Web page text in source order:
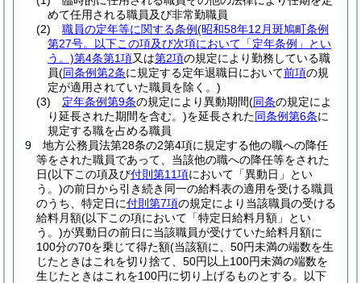
めて任用される職員及び非常勤職員
(2)
職員の定年等に関する条例(昭和58年12月斑鳩町条例
第27号。以下この項及び次項において「定年条例」とい
う。)第4条第1項又は第2項の規定により勤務している職
員(同条例第2条に規定する定年退職日において前項の規
定が適用されていた職員を除く。)
(3)
定年条例第9条の規定により異動期間(同条の規定によ
り延長された期間を含む。)を延長された同条例第6条に
規定する職を占める職員
9
地方公務員法第28条の2第4項に規定する他の職への降任
等をされた職員であって、当該他の職への降任等をされた
日(以下この項及び付則第11項において「異動日」とい
う。)の前日から引き続き同一の給料表の適用を受ける職員
のうち、特定日に付則第7項の規定により当該職員の受ける
給料月額(以下この項において「特定日給料月額」とい
う。)が異動日の前日に当該職員が受けていた給料月額に
100分の70を乗じて得た額(当該額に、50円未満の端数を生
じたときはこれを切り捨て、50円以上100円未満の端数を
生じたときはこれを100円に切り上げるものとする。以下